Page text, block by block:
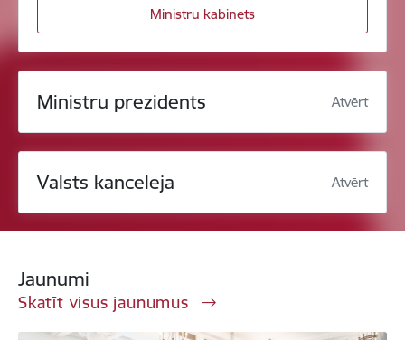
Ministru kabinets
Ministru prezidents Atvērt
Valsts kanceleja Atvērt
Jaunumi
Skatīt visus jaunumus